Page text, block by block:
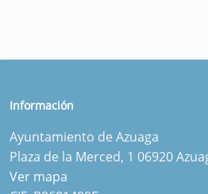
Información
Ayuntamiento de Azuaga
Plaza de la Merced, 1 06920
Ver mapa